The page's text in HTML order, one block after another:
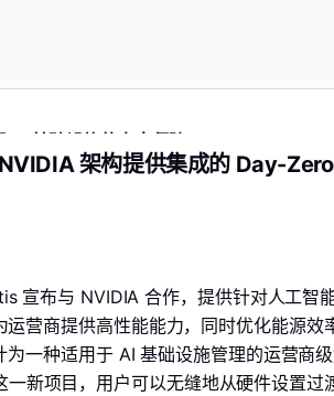
基础设施的未来保障
架构提供集成的 Day-
宣布与 NVIDIA 合作，提供针对人工智
营商提供高性能能力，同时优化能源效
一种适用于 AI 基础设施管理的运营商
新项目，用户可以无缝地从硬件设置过